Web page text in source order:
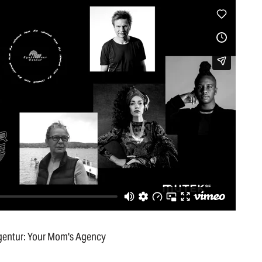
Your Mom's Agency